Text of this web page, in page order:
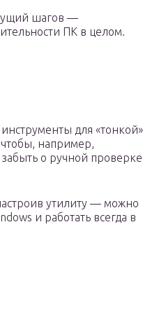
шагов —
ПК в целом.
для «тонкой»
например,
о ручной проверке
утилиту — можно
и работать всегда в